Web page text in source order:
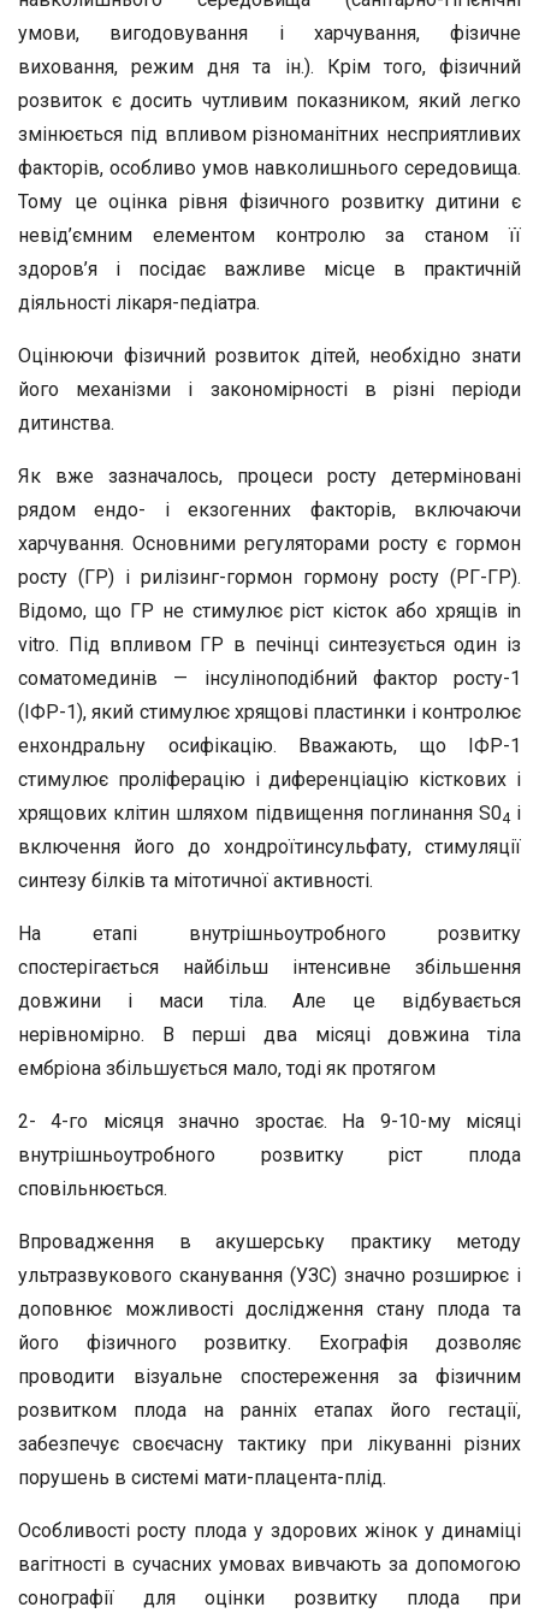
умови, вигодовування і харчування, фізичне
виховання, режим дня та ін.). Крім того, фізичний
розвиток є досить чутливим показником, який легко
змінюється під впливом різноманітних несприятливих
факторів, особливо умов навколишнього середовища.
Тому це оцінка рівня фізичного розвитку дитини є
невід’ємним елементом контролю за станом її
здоров’я і посідає важливе місце в практичній
діяльності лікаря-педіатра.
Оцінюючи фізичний розвиток дітей, необхідно знати
його механізми і закономірності в різні періоди
дитинства.
Як вже зазначалось, процеси росту детерміновані
рядом ендо- і екзогенних факторів, включаючи
харчування. Основними регуляторами росту є гормон
росту (ГР) і рилізинг-гормон гормону росту (РГ-ГР).
Відомо, що ГР не стимулює ріст кісток або хрящів in
vitro. Під впливом ГР в печінці синтезується один із
соматомединів — інсуліноподібний фактор росту-1
(ІФР-1), який стимулює хрящові пластинки і контролює
енхондральну осифікацію. Вважають, що ІФР-1
стимулює проліферацію і диференціацію кісткових і
хрящових клітин шляхом підвищення поглинання S04 і
включення його до хондроїтинсульфату, стимуляції
синтезу білків та мітотичної активності.
На етапі внутрішньоутробного розвитку
спостерігається найбільш інтенсивне збільшення
довжини і маси тіла. Але це відбувається
нерівномірно. В перші два місяці довжина тіла
ембріона збільшується мало, тоді як протягом
2- 4-го місяця значно зростає. На 9-10-му місяці
внутрішньоутробного розвитку ріст плода
сповільнюється.
Впровадження в акушерську практику методу
ультразвукового сканування (УЗС) значно розширює і
доповнює можливості дослідження стану плода та
його фізичного розвитку. Ехографія дозволяє
проводити візуальне спостереження за фізичним
розвитком плода на ранніх етапах його гестації,
забезпечує своєчасну тактику при лікуванні різних
порушень в системі мати-плацента-плід.
Особливості росту плода у здорових жінок у динаміці
вагітності в сучасних умовах вивчають за допомогою
сонографії для оцінки розвитку плода при